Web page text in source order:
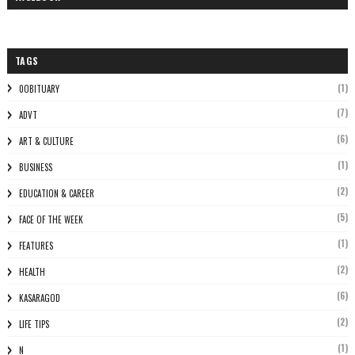
TAGS
0OBITUARY (1)
ADVT (7)
ART & CULTURE (6)
BUSINESS (1)
EDUCATION & CAREER (2)
FACE OF THE WEEK (5)
FEATURES (1)
HEALTH (2)
KASARAGOD (6)
LIFE TIPS (2)
N (1)